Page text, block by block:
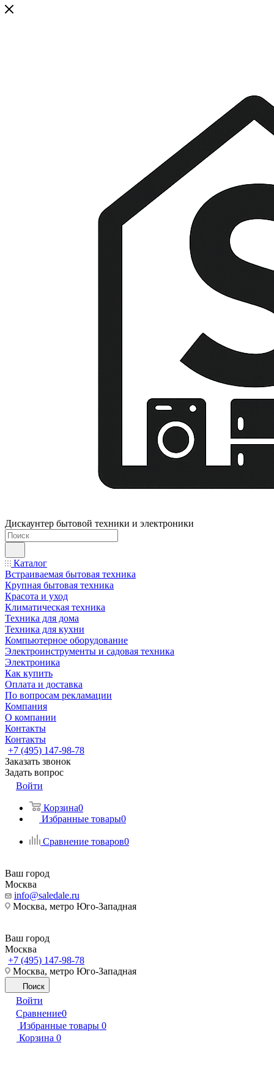
Дискаунтер бытовой техники и электроники
Каталог
Встраиваемая бытовая техника
Крупная бытовая техника
Красота и уход
Климатическая техника
Техника для дома
Техника для кухни
Компьютерное оборудование
Электроинструменты и садовая техника
Электроника
Как купить
Оплата и доставка
По вопросам рекламации
Компания
О компании
Контакты
Контакты
+7 (495) 147-98-78
Заказать звонок
Задать вопрос
Войти
Корзина0
Избранные товары0
Сравнение товаров0
Ваш город
Москва
info@saledale.ru
Москва, метро Юго-Западная
Ваш город
Москва
+7 (495) 147-98-78
Москва, метро Юго-Западная
Поиск
Войти
Сравнение0
Избранные товары 0
Корзина 0